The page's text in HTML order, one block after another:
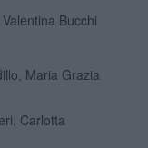
Bucchi
Maria Grazia
Carlotta